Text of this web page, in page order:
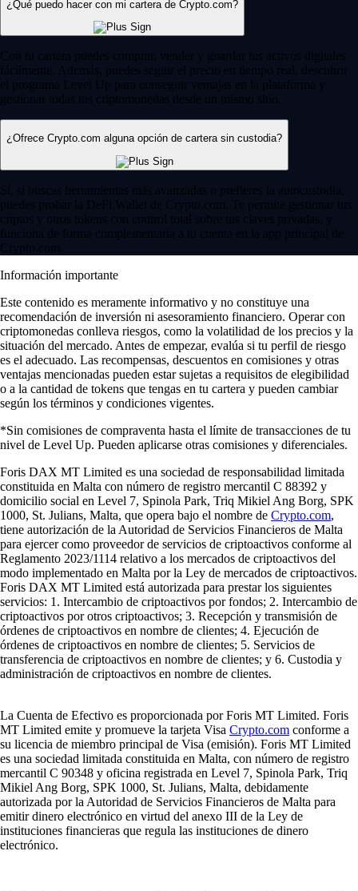
¿Qué puedo hacer con mi cartera de Crypto.com?
Con tu cartera puedes comprar, vender y guardar tus activos digitales
fácilmente. Además, puedes seguir el precio en tiempo real, descubrir
el programa Level Up para conseguir ventajas en la plataforma y
gestionar todas tus criptomonedas desde un mismo sitio.
¿Ofrece Crypto.com alguna opción de cartera sin custodia?
Sí, si buscas herramientas más avanzadas o prefieres la autocustodia,
puedes probar la DeFi Wallet de Crypto.com. Te permite gestionar tus
criptos y otros tokens con control total sobre tus claves privadas, y
funciona de forma complementaria a tu cuenta en la app principal de
Crypto.com.
Información importante
Este contenido es meramente informativo y no constituye una
recomendación de inversión ni asesoramiento financiero. Operar con
criptomonedas conlleva riesgos, como la volatilidad de los precios y la
situación del mercado. Antes de empezar, evalúa si tu perfil de riesgo
es el adecuado. Las recompensas, descuentos en comisiones y otras
ventajas mencionadas pueden estar sujetas a requisitos de elegibilidad
o a la cantidad de tokens que tengas en tu cartera y pueden cambiar
según los términos y condiciones vigentes.
*Sin comisiones de compraventa hasta el límite de transacciones de tu
nivel de Level Up. Pueden aplicarse otras comisiones y diferenciales.
Foris DAX MT Limited es una sociedad de responsabilidad limitada
constituida en Malta con número de registro mercantil C 88392 y
domicilio social en Level 7, Spinola Park, Triq Mikiel Ang Borg, SPK
1000, St. Julians, Malta, que opera bajo el nombre de Crypto.com,
tiene autorización de la Autoridad de Servicios Financieros de Malta
para ejercer como proveedor de servicios de criptoactivos conforme al
Reglamento 2023/1114 relativo a los mercados de criptoactivos del
modo implementado en Malta por la Ley de mercados de criptoactivos.
Foris DAX MT Limited está autorizada para prestar los siguientes
servicios: 1. Intercambio de criptoactivos por fondos; 2. Intercambio de
criptoactivos por otros criptoactivos; 3. Recepción y transmisión de
órdenes de criptoactivos en nombre de clientes; 4. Ejecución de
órdenes de criptoactivos en nombre de clientes; 5. Servicios de
transferencia de criptoactivos en nombre de clientes; y 6. Custodia y
administración de criptoactivos en nombre de clientes.
La Cuenta de Efectivo es proporcionada por Foris MT Limited. Foris
MT Limited emite y promueve la tarjeta Visa Crypto.com conforme a
su licencia de miembro principal de Visa (emisión). Foris MT Limited
es una sociedad limitada constituida en Malta, con número de registro
mercantil C 90348 y oficina registrada en Level 7, Spinola Park, Triq
Mikiel Ang Borg, SPK 1000, St. Julians, Malta, debidamente
autorizada por la Autoridad de Servicios Financieros de Malta para
emitir dinero electrónico en virtud del anexo III de la Ley de
instituciones financieras que regula las instituciones de dinero
electrónico.